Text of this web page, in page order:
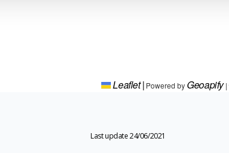
Leaflet| Powered by Geoapify|
Last update 24/06/2021